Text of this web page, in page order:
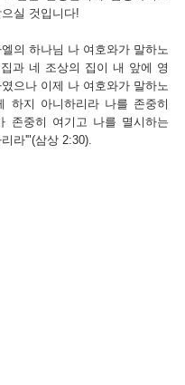
실 것입니다!
의 하나님 나 여호와가 말하노
과 네 조상의 집이 내 앞에 영
으나 이제 나 여호와가 말하노
하지 아니하리라 나를 존중히
존중히 여기고 나를 멸시하는
라'"(삼상 2:30).